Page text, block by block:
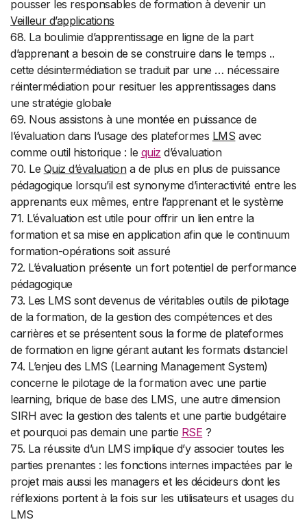
pousser les responsables de formation à devenir un
Veilleur d’applications
68. La boulimie d’apprentissage en ligne de la part
d’apprenant a besoin de se construire dans le temps ..
cette désintermédiation se traduit par une … nécessaire
réintermédiation pour resituer les apprentissages dans
une stratégie globale
69. Nous assistons à une montée en puissance de
l’évaluation dans l’usage des plateformes LMS avec
comme outil historique : le quiz d’évaluation
70. Le Quiz d’évaluationa de plus en plus de puissance
pédagogique lorsqu’il est synonyme d’interactivité entre les
apprenants eux mêmes, entre l’apprenant et le système
71. L’évaluation est utile pour offrir un lien entre la
formation et sa mise en application afin que le continuum
formation-opérations soit assuré
72. L’évaluation présente un fort potentiel de performance
pédagogique
73. Les LMS sont devenus de véritables outils de pilotage
de la formation, de la gestion des compétences et des
carrières et se présentent sous la forme de plateformes
de formation en ligne gérant autant les formats distanciel
74. L’enjeu des LMS (Learning Management System)
concerne le pilotage de la formation avec une partie
learning, brique de base des LMS, une autre dimension
SIRH avec la gestion des talents et une partie budgétaire
et pourquoi pas demain une partie RSE ?
75. La réussite d’un LMS implique d’y associer toutes les
parties prenantes : les fonctions internes impactées par le
projet mais aussi les managers et les décideurs dont les
réflexions portent à la fois sur les utilisateurs et usages du
LMS